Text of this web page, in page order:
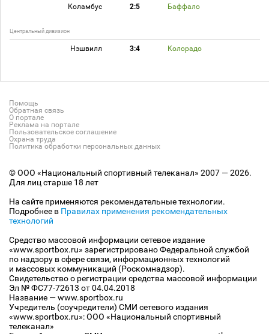
Коламбус 2:5 Баффало
Центральный дивизион
Нэшвилл 3:4 Колорадо
Помощь
Обратная связь
О портале
Реклама на портале
Пользовательское соглашение
Охрана труда
Политика обработки персональных данных
© ООО «Национальный спортивный телеканал» 2007 — 2026.
Для лиц старше 18 лет
На сайте применяются рекомендательные технологии.
Подробнее в Правилах применения рекомендательных
технологий
Средство массовой информации сетевое издание
«www.sportbox.ru» зарегистрировано Федеральной службой
по надзору в сфере связи, информационных технологий
и массовых коммуникаций (Роскомнадзор).
Свидетельство о регистрации средства массовой информации
Эл № ФС77-72613 от 04.04.2018
Название — www.sportbox.ru
Учредитель (соучредители) СМИ сетевого издания
«www.sportbox.ru»: ООО «Национальный спортивный
телеканал»